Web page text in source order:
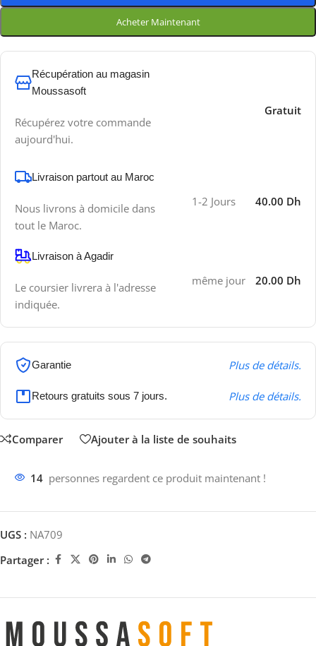
Acheter Maintenant
Récupération au magasin
Moussasoft
Récupérez votre commande
aujourd'hui.
Gratuit
Livraison partout au Maroc
Nous livrons à domicile dans
tout le Maroc.
1-2 Jours 40.00 Dh
Livraison à Agadir
Le coursier livrera à l'adresse
indiquée.
même jour 20.00 Dh
Garantie Plus de détails.
Retours gratuits sous 7 jours. Plus de détails.
Comparer Ajouter à la liste de souhaits
14 personnes regardent ce produit maintenant !
UGS : NA709
Partager :